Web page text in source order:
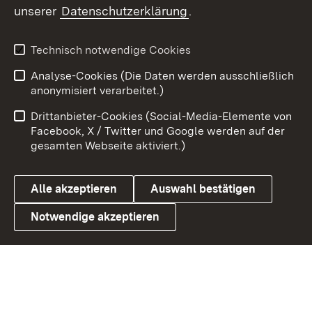
X / Twitter
Youtube
Link zum Landesportal
Benutzungshinweise
Barrierefreiheit
Datenschutz
Cookies
unserer Datenschutzerklärung.
Technisch notwendige Cookies
Analyse-Cookies (Die Daten werden ausschließlich
anonymisiert verarbeitet.)
Drittanbieter-Cookies (Social-Media-Elemente von
Facebook, X / Twitter und Google werden auf der
gesamten Webseite aktiviert.)
Alle akzeptieren Auswahl bestätigen
Notwendige akzeptieren